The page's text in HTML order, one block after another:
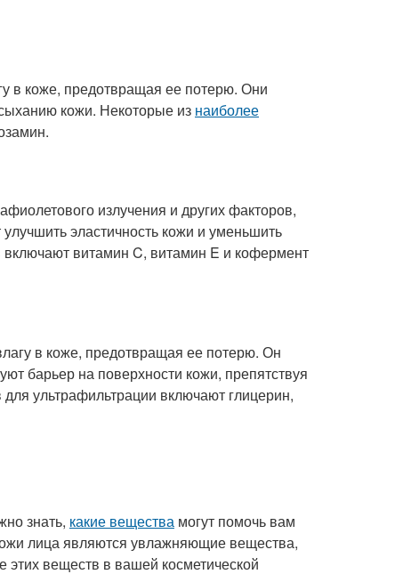
в коже, предотвращая ее потерю. Они
кожи. Некоторые из наиболее
излучения и других факторов,
эластичность кожи и уменьшить
включают витамин C, витамин E и кофермент
в коже, предотвращая ее потерю. Он
барьер на поверхности кожи, препятствуя
ультрафильтрации включают глицерин,
знать, какие вещества могут помочь вам
лица являются увлажняющие вещества,
этих веществ в вашей косметической